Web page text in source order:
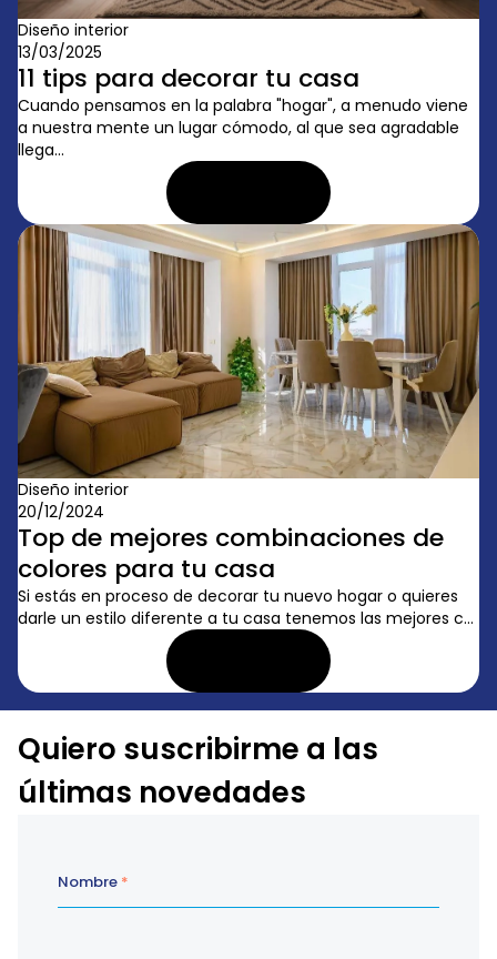
Diseño interior
13/03/2025
11 tips para decorar tu casa
Cuando pensamos en la palabra "hogar", a menudo viene
a nuestra mente un lugar cómodo, al que sea agradable
llega...
Diseño interior
20/12/2024
Top de mejores combinaciones de
colores para tu casa
Si estás en proceso de decorar tu nuevo hogar o quieres
darle un estilo diferente a tu casa tenemos las mejores c...
Quiero suscribirme a las
últimas novedades